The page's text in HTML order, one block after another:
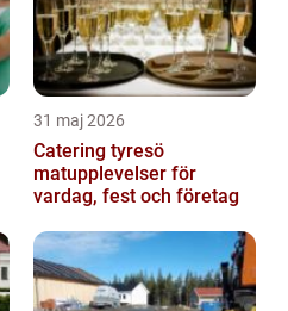
31 maj 2026
Catering tyresö
matupplevelser för
vardag, fest och företag